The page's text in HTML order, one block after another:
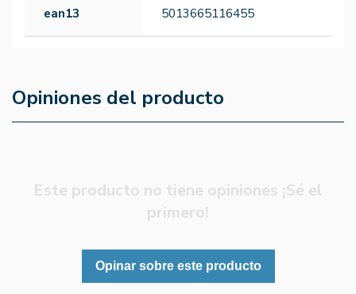
ean13 5013665116455
Opiniones del producto
Este producto no tiene opiniones ¡Sé el
primero!
Opinar sobre este producto